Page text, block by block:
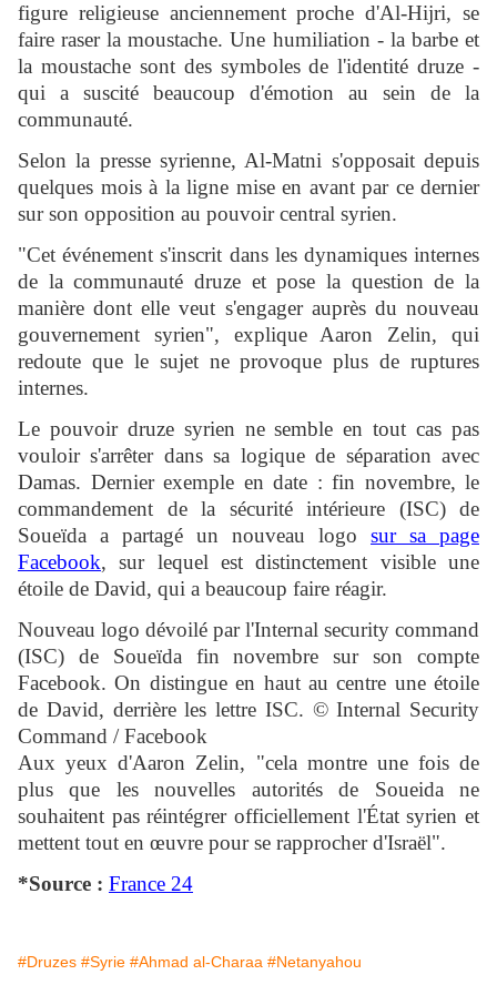
figure religieuse anciennement proche d'Al-Hijri, se
faire raser la moustache. Une humiliation - la barbe et
la moustache sont des symboles de l'identité druze -
qui a suscité beaucoup d'émotion au sein de la
communauté.
Selon la presse syrienne, Al-Matni s'opposait depuis
quelques mois à la ligne mise en avant par ce dernier
sur son opposition au pouvoir central syrien.
"Cet événement s'inscrit dans les dynamiques internes
de la communauté druze et pose la question de la
manière dont elle veut s'engager auprès du nouveau
gouvernement syrien", explique Aaron Zelin, qui
redoute que le sujet ne provoque plus de ruptures
internes.
Le pouvoir druze syrien ne semble en tout cas pas
vouloir s'arrêter dans sa logique de séparation avec
Damas. Dernier exemple en date : fin novembre, le
commandement de la sécurité intérieure (ISC) de
Soueïda a partagé un nouveau logo sur sa page
Facebook, sur lequel est distinctement visible une
étoile de David, qui a beaucoup faire réagir.
Nouveau logo dévoilé par l'Internal security command
(ISC) de Soueïda fin novembre sur son compte
Facebook. On distingue en haut au centre une étoile
de David, derrière les lettre ISC. © Internal Security
Command / Facebook
Aux yeux d'Aaron Zelin, "cela montre une fois de
plus que les nouvelles autorités de Soueida ne
souhaitent pas réintégrer officiellement l'État syrien et
mettent tout en œuvre pour se rapprocher d'Israël".
*Source : France 24
#Druzes #Syrie #Ahmad al-Charaa #Netanyahou